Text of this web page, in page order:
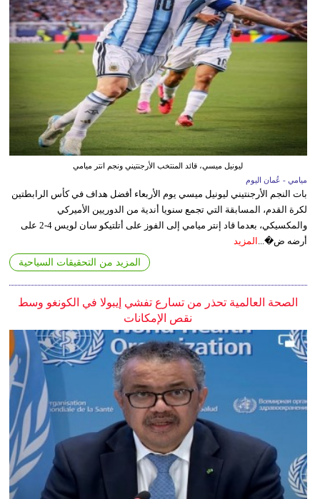
ليونيل ميسي، قائد المنتخب الأرجنتيني ونجم انتر ميامي
ميامي - عُمان اليوم
بات النجم الأرجنتيني ليونيل ميسي يوم الأربعاء أفضل هداف في كأس الرابطتين
لكرة القدم، المسابقة التي تجمع سنويا أندية من الدوريين الأميركي
والمكسيكي، بعدما قاد إنتر ميامي إلى الفوز على أتلتيكو سان لويس 4-2 على
أرضه ض�... المزيد
المزيد من التحقيقات السياحية
الصحة العالمية تحذر من تسارع تفشي إيبولا في الكونغو وسط
نقص الإمكانات